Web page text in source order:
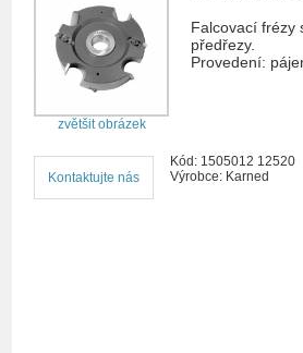
zvětšit obrázek
Falcovací frézy
předřezy.
Provedení:
Kontaktujte nás
Kód: 1505012 12520
Výrobce: Karned